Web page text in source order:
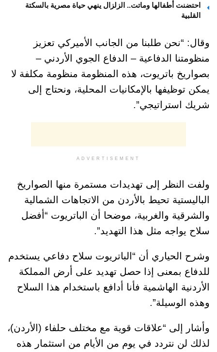
احتضنت أطفالها وماتت.. الزلزال ينهي حياة مصرية بالسكتة
القلبية
وقال: “نحن طلبنا من الجانب الأميركي تعزيز
منظومتنا الدفاعية – الدفاع الجوي الأردني –
بصواريخ باتريوت، هذه المنظومة منظومة مكلفة لا
يمكن توظيفها بالإمكانيات المحلية، ونحتاج إلى
شريك استراتيجي”.
ADVERTISEMENT
ولفت النظر إلى تهديدات مستمرة منها الصواريخ
الباليستية تحيط بالأردن من الاتجاهات الشمالية
والشرقية والغربية، موضحا أن الباتريوت “أفضل
سلاح يواجه مثل هذا التهديد”.
وشرح الحياري أن “الباتريوت سلاح دفاعي يستخدم
للدفاع بمعنى إذا حصل تهديد على أرض المملكة
الأردنية الهاشمية فأنا أدافع باستخدام هذا السلاح
وهذه الوسيلة”.
وأشار إلى “علاقات قوية مع مختلف حلفاء (الأردن)،
لذلك لن نتردد في يوم من الأيام من استثمار هذه